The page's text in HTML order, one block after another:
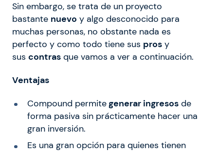
Sin embargo, se trata de un proyecto
bastante nuevo y algo desconocido para
muchas personas, no obstante nada es
perfecto y como todo tiene sus pros y
sus contras que vamos a ver a continuación.
Ventajas
Compound permitegenerar ingresosde
forma pasiva sin prácticamente hacer una
gran inversión.
Es una gran opción para quienes tienen